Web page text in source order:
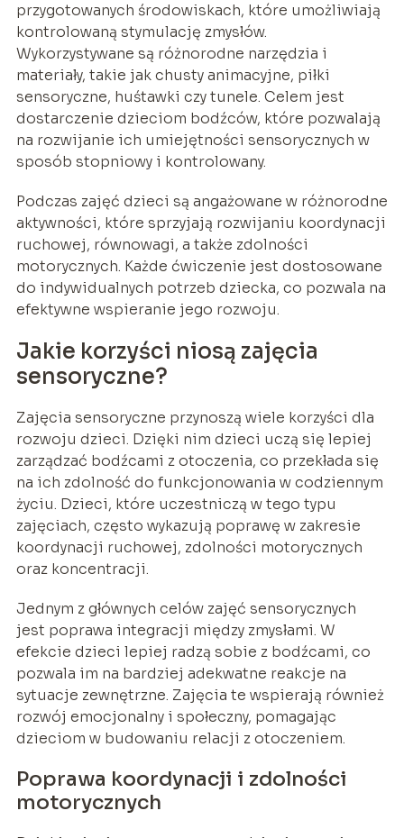
przygotowanych środowiskach, które umożliwiają
kontrolowaną stymulację zmysłów.
Wykorzystywane są różnorodne narzędzia i
materiały, takie jak chusty animacyjne, piłki
sensoryczne, huśtawki czy tunele. Celem jest
dostarczenie dzieciom bodźców, które pozwalają
na rozwijanie ich umiejętności sensorycznych w
sposób stopniowy i kontrolowany.
Podczas zajęć dzieci są angażowane w różnorodne
aktywności, które sprzyjają rozwijaniu koordynacji
ruchowej, równowagi, a także zdolności
motorycznych. Każde ćwiczenie jest dostosowane
do indywidualnych potrzeb dziecka, co pozwala na
efektywne wspieranie jego rozwoju.
Jakie korzyści niosą zajęcia
sensoryczne?
Zajęcia sensoryczne przynoszą wiele korzyści dla
rozwoju dzieci. Dzięki nim dzieci uczą się lepiej
zarządzać bodźcami z otoczenia, co przekłada się
na ich zdolność do funkcjonowania w codziennym
życiu. Dzieci, które uczestniczą w tego typu
zajęciach, często wykazują poprawę w zakresie
koordynacji ruchowej, zdolności motorycznych
oraz koncentracji.
Jednym z głównych celów zajęć sensorycznych
jest poprawa integracji między zmysłami. W
efekcie dzieci lepiej radzą sobie z bodźcami, co
pozwala im na bardziej adekwatne reakcje na
sytuacje zewnętrzne. Zajęcia te wspierają również
rozwój emocjonalny i społeczny, pomagając
dzieciom w budowaniu relacji z otoczeniem.
Poprawa koordynacji i zdolności
motorycznych